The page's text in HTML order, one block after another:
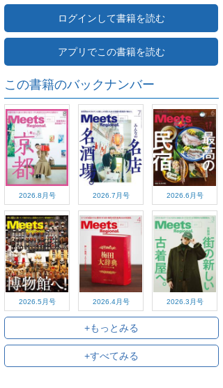
ログインして書籍を読む
アプリでこの書籍を読む
この書籍のバックナンバー
2026.8月号 2026.7月号 2026.6月号
2026.5月号 2026.4月号 2026.3月号
+もっとみる
+すべてみる